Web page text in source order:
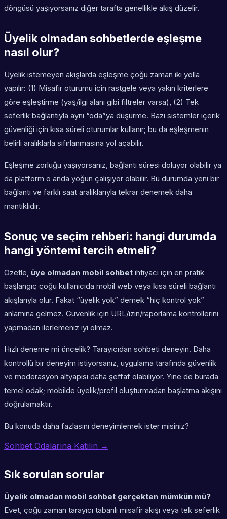
döngüsü yaşıyorsanız diğer tarafta genellikle akış düzelir.
Üyelik olmadan sohbetlerde eşleşme
nasıl olur?
Üyelik istemeyen akışlarda eşleşme çoğu zaman iki yolla
yapılır: (1) Misafir oturumu için rastgele veya yakın kriterlere
göre eşleştirme (yaş/ilgi alanı gibi filtreler varsa), (2) Tek
seferlik bağlantıyla aynı “oda”ya düşürme. Bazı sistemler içerik
güvenliği için kısa süreli oturumlar kullanır; bu da eşleşmenin
belirli aralıklarla sıfırlanmasına yol açabilir.
Eşleşme zorluğu yaşıyorsanız, bağlantı süresi doluyor olabilir ya
da platform o anda yoğun çalışıyor olabilir. Bu durumda yeni bir
bağlantı ve farklı saat aralıklarıyla tekrar denemek daha
mantıklıdır.
Sonuç ve seçim rehberi: hangi durumda
hangi yöntemi tercih etmeli?
Özetle, üye olmadan mobil sohbet ihtiyacı için en pratik
başlangıç çoğu kullanıcıda mobil web veya kısa süreli bağlantı
akışlarıyla olur. Fakat “üyelik yok” demek “hiç kontrol yok”
anlamına gelmez. Güvenlik için URL/izin/raporlama kontrollerini
yapmadan ilerlemeniz iyi olmaz.
Hızlı deneme mi öncelik? Tarayıcıdan sohbeti deneyin. Daha
kontrollü bir deneyim istiyorsanız, uygulama tarafında güvenlik
ve moderasyon altyapısı daha şeffaf olabiliyor. Yine de burada
temel odak; mobilde üyelik/profil oluşturmadan başlatma akışını
doğrulamaktır.
Bu konuda daha fazlasını deneyimlemek ister misiniz?
Sohbet Odalarına Katılın →
Sık sorulan sorular
Üyelik olmadan mobil sohbet gerçekten mümkün mü?
Evet, çoğu zaman tarayıcı tabanlı misafir akışı veya tek seferlik